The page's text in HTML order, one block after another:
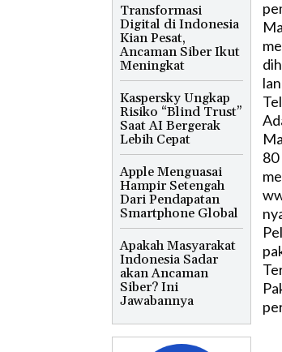
Transformasi
Digital di Indonesia
Kian Pesat,
Ancaman Siber Ikut
Meningkat
Kaspersky Ungkap
Risiko “Blind Trust”
Saat AI Bergerak
Lebih Cepat
Apple Menguasai
Hampir Setengah
Dari Pendapatan
Smartphone Global
Apakah Masyarakat
Indonesia Sadar
akan Ancaman
Siber? Ini
Jawabannya